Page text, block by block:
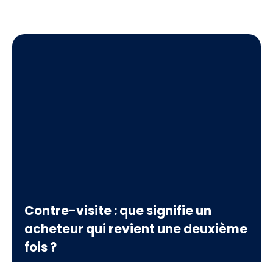
Contre-visite : que signifie un
acheteur qui revient une deuxième
fois ?